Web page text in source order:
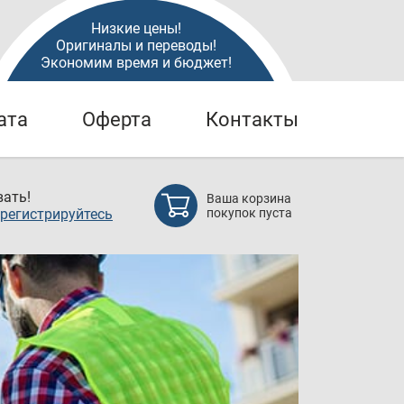
Низкие цены!
Оригиналы и переводы!
Экономим время и бюджет!
Оферта Контакты
Ваша корзина
покупок пуста